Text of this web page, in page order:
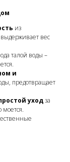
из
вес
талой воды –
и
предотвращает
уходза
моется.